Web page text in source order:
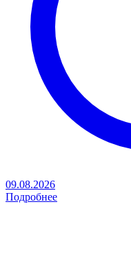
09.08.2026
Подробнее